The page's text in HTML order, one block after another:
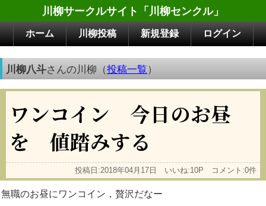
川柳サークルサイト「川柳センクル」
ホーム 川柳投稿 新規登録 ログイン
川柳八斗さんの川柳（投稿一覧）
ワンコイン 今日のお昼
を 値踏みする
投稿日:2018年04月17日 いいね:10P コメント:0件
無職のお昼にワンコイン，贅沢だなー